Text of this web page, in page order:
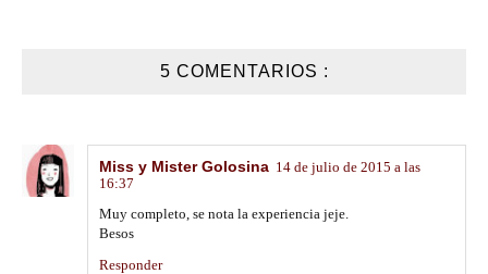
5 COMENTARIOS :
Miss y Mister Golosina 14 de julio de 2015 a las
16:37
Muy completo, se nota la experiencia jeje.
Besos
Responder